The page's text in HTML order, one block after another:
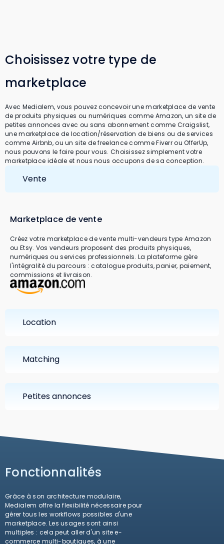
Choisissez votre type de
marketplace
Avec Medialem, vous pouvez concevoir une marketplace de vente
de produits physiques ou numériques comme Amazon, un site de
petites annonces avec ou sans abonnement comme Craigslist,
une marketplace de location/réservation de biens ou de services
comme Airbnb, ou un site de freelance comme Fiverr ou OfferUp,
nous pouvons le faire pour vous. Choisissez simplement votre
marketplace idéale et nous nous occupons de sa conception.
Vente
Location
Matching
Petites annonces
Marketplace de vente
Créez votre marketplace de vente multi-vendeurs type Amazon
ou Etsy. Vos vendeurs proposent des produits physiques,
numériques ou services professionnels. La plateforme gère
l'intégralité du parcours : catalogue produits, panier, paiement,
commissions et livraison.
Fonctionnalités
Grâce à son architecture modulaire,
Medialem offre la flexibilité nécessaire pour
gérer tous les workflows possibles d'une
marketplace. Les usages sont ainsi
multiples : cela peut aller d'un site e-
commerce multi-boutiques, à une